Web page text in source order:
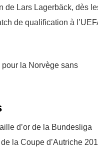
de Lars Lagerbäck, dès
de qualification à
pour la Norvège sans
d’or de la Bundesliga
la Coupe d’Autriche